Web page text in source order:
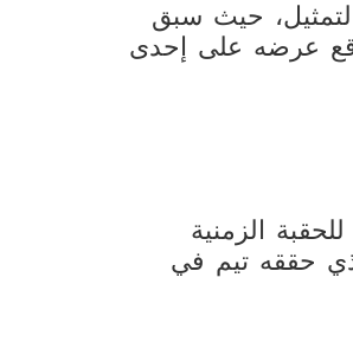
التمثيل، حيث سبق
عرضه على إحدى
الزمنية
حققه تيم في